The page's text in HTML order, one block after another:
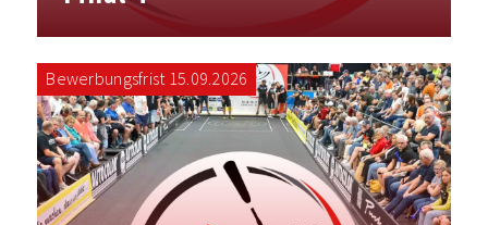
Bewerbungsfrist 15.09.2026